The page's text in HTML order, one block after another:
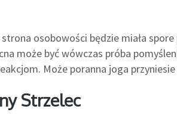
osobowości będzie miała
może być wówczas próba
Może poranna joga przyniesie
Strzelec